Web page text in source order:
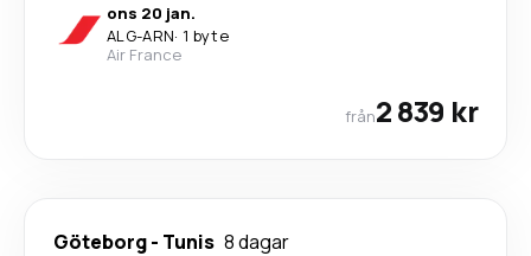
ons 20 jan.
ALG-ARN· 1 byte
Air France
från2 839 kr
Göteborg- Tunis 8 dagar